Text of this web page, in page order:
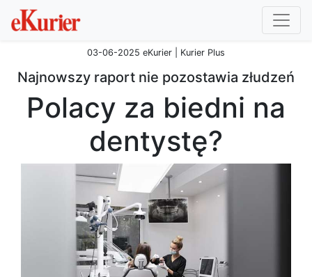
03-06-2025 eKurier | Kurier Plus
Najnowszy raport nie pozostawia złudzeń
Polacy za biedni na
dentystę?